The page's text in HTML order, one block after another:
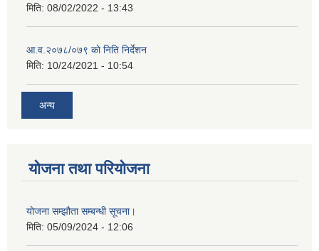
मिति: 08/02/2022 - 13:43
आ.व.२०७८/०७९ काे निति निर्देशन
मिति: 10/24/2021 - 10:54
अन्य
योजना तथा परियोजना
योजना सम्झौता सम्बन्धी सूचना।
मिति: 05/09/2024 - 12:06